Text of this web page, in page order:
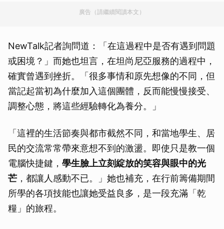
廣告（請繼續閱讀本文）
NewTalk記者詢問道：「在這過程中是否有遇到問題
或困境？」而她也坦言，在坦尚尼亞服務的過程中，
確實曾遇到挫折。「很多事情和原先想像的不同，但
當記起當初為什麼加入這個團體，反而能慢慢接受、
調整心態，將這些經驗轉化為養分。」
「這裡的生活節奏與都市截然不同，和當地學生、居
民的交流常常帶來意想不到的激盪。即使只是教一個
電腦快捷鍵， 學生臉上立刻綻放的笑容與眼中的光
芒 ，都讓人感動不已。」她也補充，在行前籌備期間
所學的各項技能也讓她受益良多，是一段充滿「乾
糧」的旅程。